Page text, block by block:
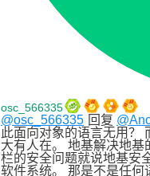
osc_566335
@osc_566335 回复
此面向对象的语言无用？
大有人在。 地基解决地
栏的安全问题就说地基安
软件系统。 那是不是任